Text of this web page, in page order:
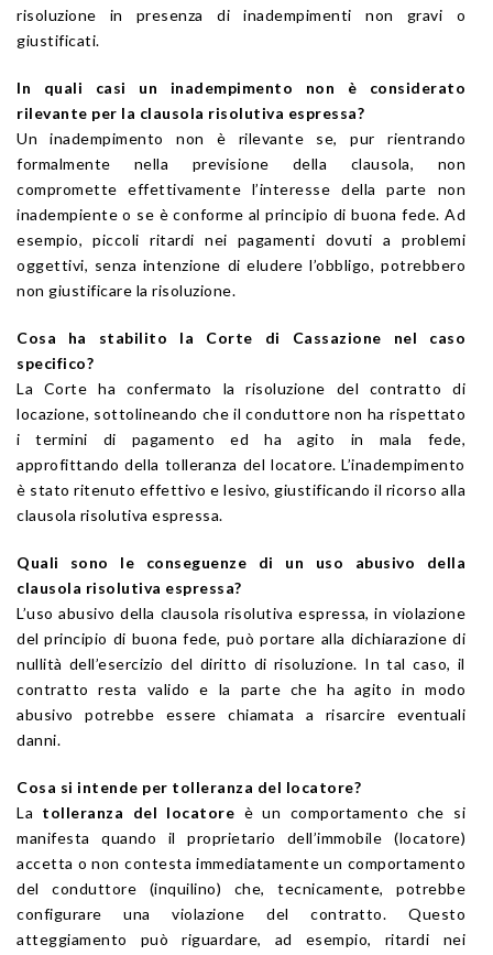
risoluzione in presenza di inadempimenti non gravi o
giustificati.
In quali casi un inadempimento non è considerato
rilevante per la clausola risolutiva espressa?
Un inadempimento non è rilevante se, pur rientrando
formalmente nella previsione della clausola, non
compromette effettivamente l’interesse della parte non
inadempiente o se è conforme al principio di buona fede. Ad
esempio, piccoli ritardi nei pagamenti dovuti a problemi
oggettivi, senza intenzione di eludere l’obbligo, potrebbero
non giustificare la risoluzione.
Cosa ha stabilito la Corte di Cassazione nel caso
specifico?
La Corte ha confermato la risoluzione del contratto di
locazione, sottolineando che il conduttore non ha rispettato
i termini di pagamento ed ha agito in mala fede,
approfittando della tolleranza del locatore. L’inadempimento
è stato ritenuto effettivo e lesivo, giustificando il ricorso alla
clausola risolutiva espressa.
Quali sono le conseguenze di un uso abusivo della
clausola risolutiva espressa?
L’uso abusivo della clausola risolutiva espressa, in violazione
del principio di buona fede, può portare alla dichiarazione di
nullità dell’esercizio del diritto di risoluzione. In tal caso, il
contratto resta valido e la parte che ha agito in modo
abusivo potrebbe essere chiamata a risarcire eventuali
danni.
Cosa si intende per tolleranza del locatore?
La tolleranza del locatore è un comportamento che si
manifesta quando il proprietario dell’immobile (locatore)
accetta o non contesta immediatamente un comportamento
del conduttore (inquilino) che, tecnicamente, potrebbe
configurare una violazione del contratto. Questo
atteggiamento può riguardare, ad esempio, ritardi nei